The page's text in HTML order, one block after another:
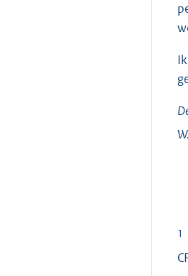
W.
1